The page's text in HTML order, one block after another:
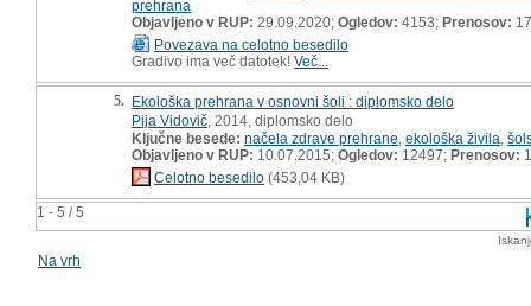
1 - 5 / 5
prehrana
Objavljeno v RUP: 29.09.2020; Ogledov: 4153; Prenosov:
Povezava na celotno besedilo
Gradivo ima več datotek! Več...
5. Ekološka prehrana v osnovni šoli : diplomsko delo
Pija Vidovič , 2014, diplomsko delo
Ključne besede: načela zdrave prehrane ekološka živila
Objavljeno v RUP: 10.07.2015; Ogledov: 12497; Prenosov:
Celotno besedilo (453,04 KB)
Na vrh